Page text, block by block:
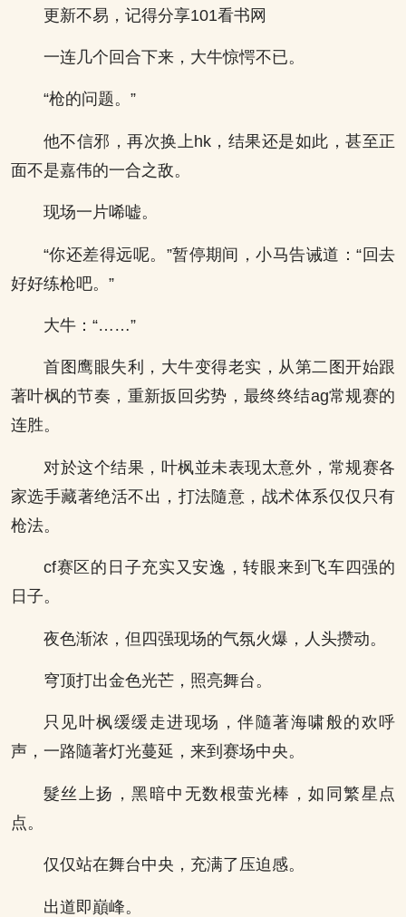
更新不易，记得分享101看书网
一连几个回合下来，大牛惊愕不已。
“枪的问题。”
他不信邪，再次换上hk，结果还是如此，甚至正
面不是嘉伟的一合之敌。
现场一片唏嘘。
“你还差得远呢。”暂停期间，小马告诫道：“回去
好好练枪吧。”
大牛：“……”
首图鹰眼失利，大牛变得老实，从第二图开始跟
著叶枫的节奏，重新扳回劣势，最终终结ag常规赛的
连胜。
对於这个结果，叶枫並未表现太意外，常规赛各
家选手藏著绝活不出，打法隨意，战术体系仅仅只有
枪法。
cf赛区的日子充实又安逸，转眼来到飞车四强的
日子。
夜色渐浓，但四强现场的气氛火爆，人头攒动。
穹顶打出金色光芒，照亮舞台。
只见叶枫缓缓走进现场，伴隨著海啸般的欢呼
声，一路隨著灯光蔓延，来到赛场中央。
髮丝上扬，黑暗中无数根萤光棒，如同繁星点
点。
仅仅站在舞台中央，充满了压迫感。
出道即巔峰。